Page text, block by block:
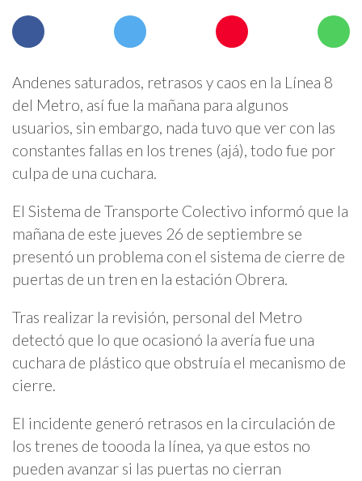
Andenes saturados, retrasos y caos en la Línea 8
del Metro, así fue la mañana para algunos
usuarios, sin embargo, nada tuvo que ver con las
constantes fallas en los trenes (ajá), todo fue por
culpa de una cuchara.
El Sistema de Transporte Colectivo informó que la
mañana de este jueves 26 de septiembre se
presentó un problema con el sistema de cierre de
puertas de un tren en la estación Obrera.
Tras realizar la revisión, personal del Metro
detectó que lo que ocasionó la avería fue una
cuchara de plástico que obstruía el mecanismo de
cierre.
El incidente generó retrasos en la circulación de
los trenes de toooda la línea, ya que estos no
pueden avanzar si las puertas no cierran